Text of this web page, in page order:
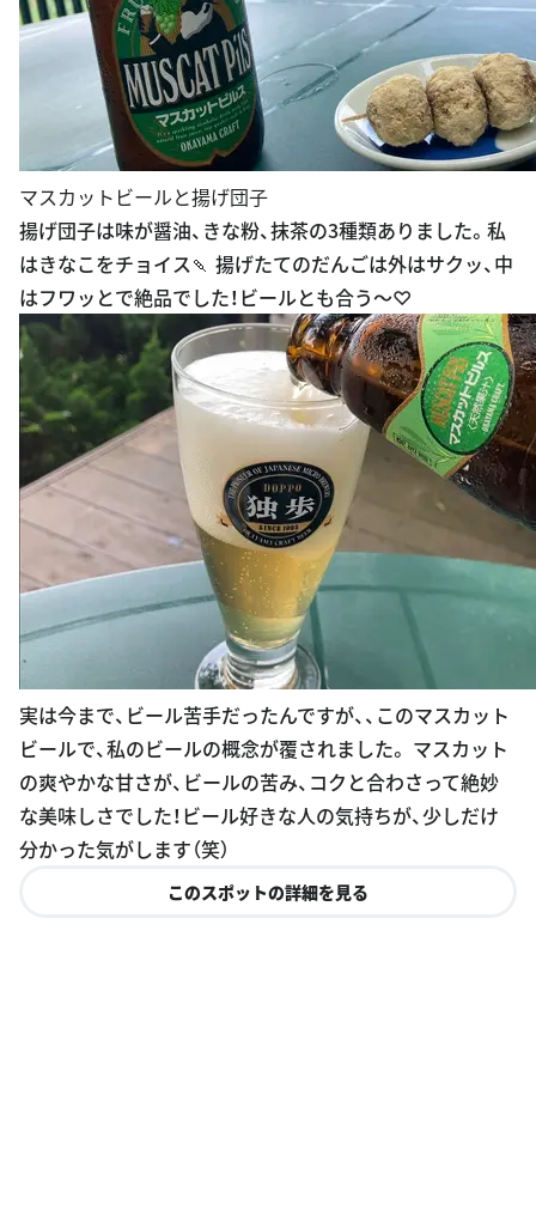
マスカットビールと揚げ団子
揚げ団子は味が醤油、きな粉、抹茶の3種類ありました。私
はきなこをチョイス🍡 揚げたてのだんごは外はサクッ、中
はフワッとで絶品でした！ビールとも合う〜♡
実は今まで、ビール苦手だったんですが、、このマスカット
ビールで、私のビールの概念が覆されました。 マスカット
の爽やかな甘さが、ビールの苦み、コクと合わさって絶妙
な美味しさでした！ビール好きな人の気持ちが、少しだけ
分かった気がします（笑）
このスポットの詳細を見る